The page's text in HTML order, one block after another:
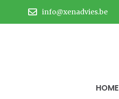
info@xenadvies.be
HOME